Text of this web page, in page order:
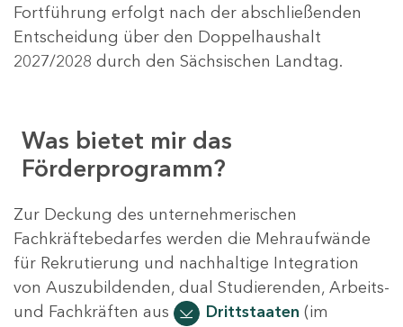
Fortführung erfolgt nach der abschließenden
Entscheidung über den Doppelhaushalt
2027/2028 durch den Sächsischen Landtag.
Was bietet mir das
Förderprogramm?
Zur Deckung des unternehmerischen
Fachkräftebedarfes werden die Mehraufwände
für Rekrutierung und nachhaltige Integration
von Auszubildenden, dual Studierenden, Arbeits-
und Fachkräften aus
Drittstaaten (im